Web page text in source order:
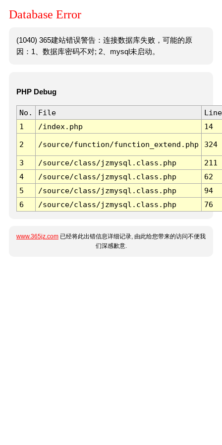
Database Error
(1040) 365建站错误警告：连接数据库失败，可能的原
因：1、数据库密码不对; 2、mysql未启动。
PHP Debug
No. File
Line
1
/index.php 14
2 /source/function/function_extend.php 324
3 /source/class/jzmysql.class.php
211
4
/source/class/jzmysql.class.php
62
5
/source/class/jzmysql.class.php
94
6
/source/class/jzmysql.class.php 76
www.365jz.com 已经将此出错信息详细记录, 由此给您带来的访问不便我
们深感歉意.